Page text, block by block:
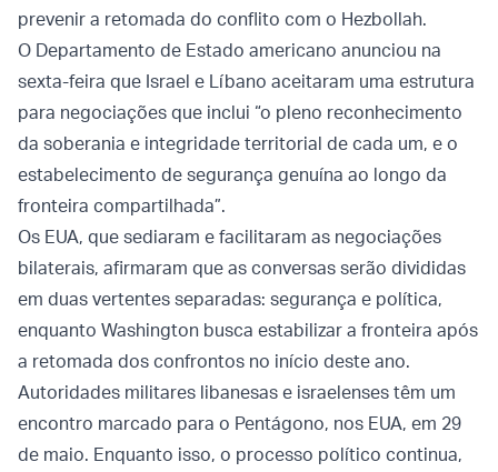
prevenir a retomada do conflito com o Hezbollah.
O Departamento de Estado americano anunciou na
sexta-feira que Israel e Líbano aceitaram uma estrutura
para negociações que inclui “o pleno reconhecimento
da soberania e integridade territorial de cada um, e o
estabelecimento de segurança genuína ao longo da
fronteira compartilhada”.
Os EUA, que sediaram e facilitaram as negociações
bilaterais, afirmaram que as conversas serão divididas
em duas vertentes separadas: segurança e política,
enquanto Washington busca estabilizar a fronteira após
a retomada dos confrontos no início deste ano.
Autoridades militares libanesas e israelenses têm um
encontro marcado para o Pentágono, nos EUA, em 29
de maio. Enquanto isso, o processo político continua,